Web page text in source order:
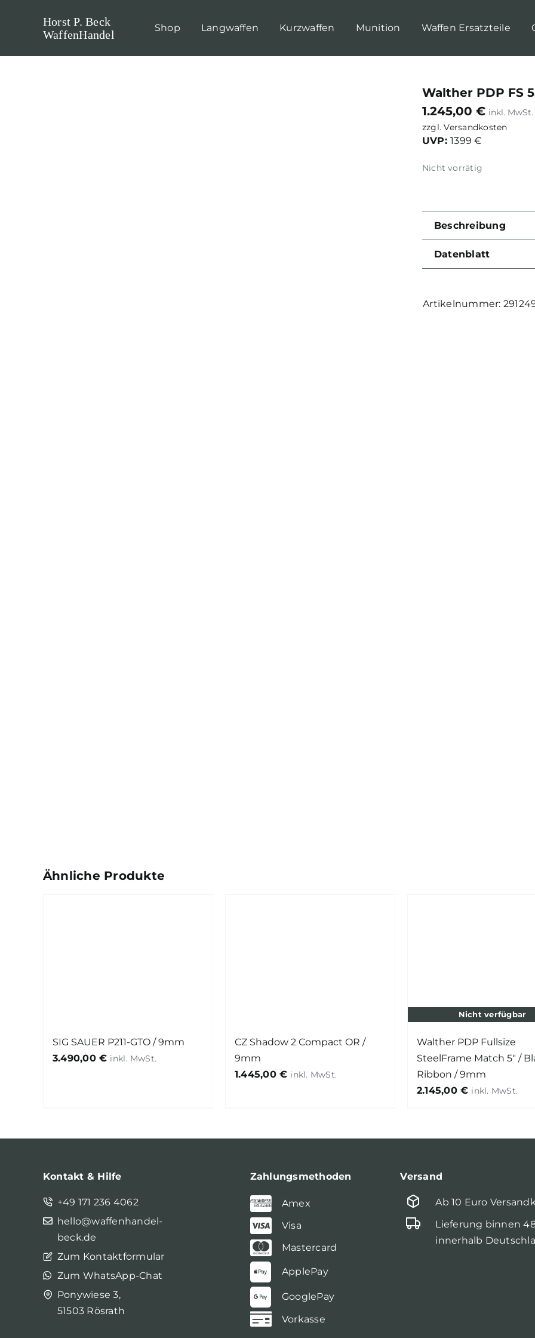
Horst P. Beck
WaffenHandel
Shop Langwaffen Kurzwaffen Munition Waffen Ersatzteile
Walther PDP FS
1.245,00 €
zzgl.Versandkosten
UVP:1399 €
Nicht vorrätig
Beschreibung
Datenblatt
Ähnliche Produkte
SIG SAUER P211-GTO / 9mm
3.490,00€
CZ Shadow 2 Compact OR /
9mm
1.445,00€
Nicht verfügbar
Walther PDP Fullsize
SteelFrame Match 5″ /
Ribbon / 9mm
2.145,00€
Kontakt & Hilfe
+49 171 236 4062
hello@waffenhandel-
beck.de
Zum Kontaktformular
Zum WhatsApp-Chat
Ponywiese 3,
51503 Rösrath
Zahlungsmethoden
Amex
Visa
Mastercard
ApplePay
GooglePay
Vorkasse
Versand
Ab 10 Euro
Lieferung binnen
innerhalb